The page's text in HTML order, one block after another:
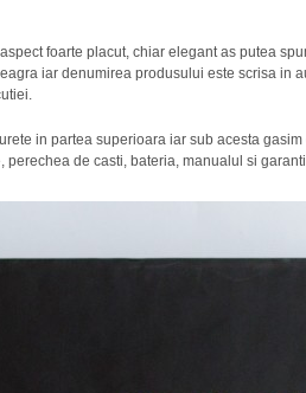
foarte placut, chiar elegant as putea
iar denumirea produsului este scrisa in
in partea superioara iar sub acesta
de casti, bateria, manualul si